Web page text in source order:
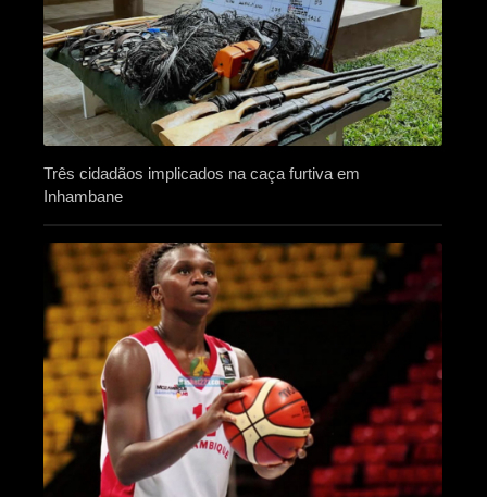
Três cidadãos implicados na caça furtiva em
Inhambane